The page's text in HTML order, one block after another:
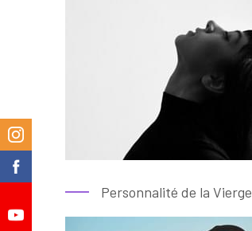
Personnalité de la Vierge